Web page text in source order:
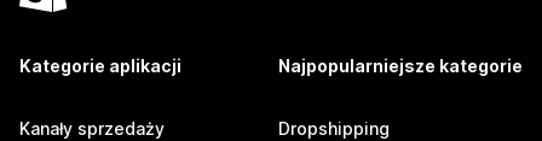
Kategorie aplikacji
Kanały sprzedaży
Najpopularniejsze kategorie
Dropshipping